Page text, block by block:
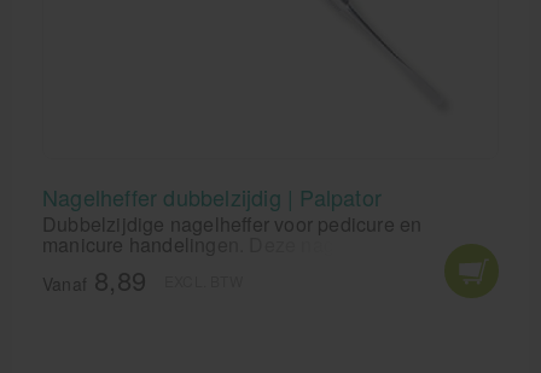
Nagelheffer dubbelzijdig | Palpator
Dubbelzijdige nagelheffer voor pedicure en
manicure handelingen. Deze nagelheffer wordt
gebruikt voor het liften en onderzoeken van de
nagels. Een nagelheffer noemt men ook wel een
Vanaf 8,89